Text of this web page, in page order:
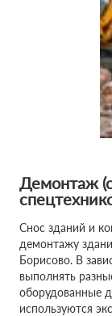
Демонтаж
Снос зданий и
демонтажу
Борисово. В
выполнять
оборудованные
используются